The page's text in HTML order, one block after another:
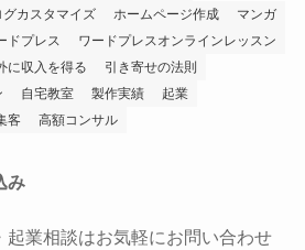
グカスタマイズ ホームページ作成
マンガ
ドプレス
ワードプレスオンラインレッスン
に収入を得る
引き寄せの法則
自宅教室 製作実績
起業
客 高額コンサル
み
起業相談はお気軽にお問い合わせ